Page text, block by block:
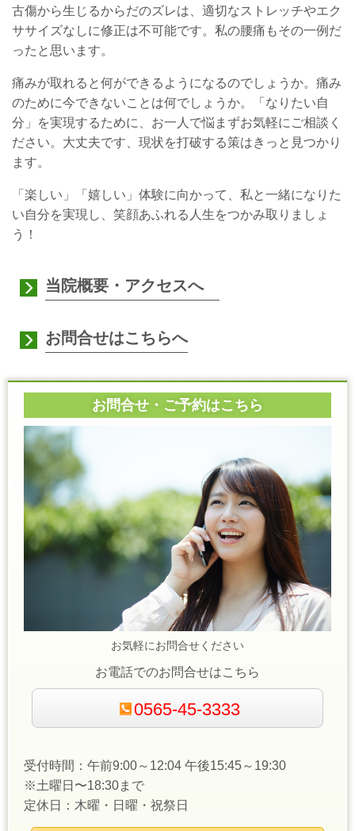
古傷から生じるからだのズレは、適切なストレッチやエク
ササイズなしに修正は不可能です。私の腰痛もその一例だ
ったと思います。
痛みが取れると何ができるようになるのでしょうか。痛み
のために今できないことは何でしょうか。「なりたい自
分」を実現するために、お一人で悩まずお気軽にご相談く
ださい。大丈夫です、現状を打破する策はきっと見つかり
ます。
「楽しい」「嬉しい」体験に向かって、私と一緒になりた
い自分を実現し、笑顔あふれる人生をつかみ取りましょ
う！
当院概要・アクセスへ
お問合せはこちらへ
お問合せ・ご予約はこちら
お気軽にお問合せください
お電話でのお問合せはこちら
0565-45-3333
受付時間：午前9:00～12:04 午後15:45～19:30
※土曜日〜18:30まで
定休日：木曜・日曜・祝祭日